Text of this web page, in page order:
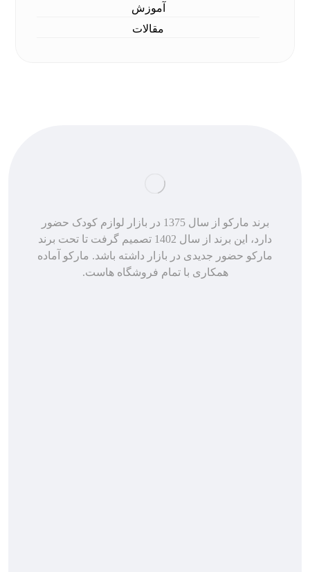
آموزش
مقالات
برند مارکو از سال 1375 در بازار لوازم کودک حضور
دارد، این برند از سال 1402 تصمیم گرفت تا تحت برند
مارکو حضور جدیدی در بازار داشته باشد. مارکو آماده
همکاری با تمام فروشگاه هاست.